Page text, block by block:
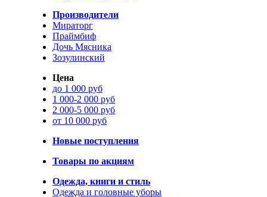
Производители
Мираторг
Праймбиф
Дочь Мясника
Зозулинский
Цена
до 1 000 руб
1 000-2 000 руб
2 000-5 000 руб
от 10 000 руб
Новые поступления
Товары по акциям
Одежда, книги и стиль
Одежда и головные уборы